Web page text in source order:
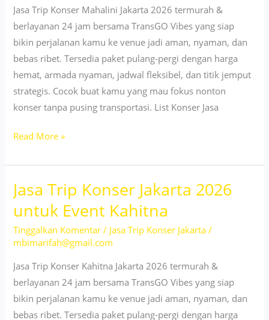
Ok
Rock
Jasa Trip Konser Mahalini Jakarta 2026 termurah &
berlayanan 24 jam bersama TransGO Vibes yang siap
bikin perjalanan kamu ke venue jadi aman, nyaman, dan
bebas ribet. Tersedia paket pulang-pergi dengan harga
hemat, armada nyaman, jadwal fleksibel, dan titik jemput
strategis. Cocok buat kamu yang mau fokus nonton
konser tanpa pusing transportasi. List Konser Jasa
Nonton
Jakarta
2026
Pakai
Jasa
Trip
Konser
Kami
Read More »
Jasa Trip Konser Jakarta 2026
untuk Event Kahitna
Tinggalkan Komentar / Jasa Trip Konser Jakarta /
mbimarifah@gmail.com
Jasa Trip Konser Kahitna Jakarta 2026 termurah &
berlayanan 24 jam bersama TransGO Vibes yang siap
bikin perjalanan kamu ke venue jadi aman, nyaman, dan
bebas ribet. Tersedia paket pulang-pergi dengan harga